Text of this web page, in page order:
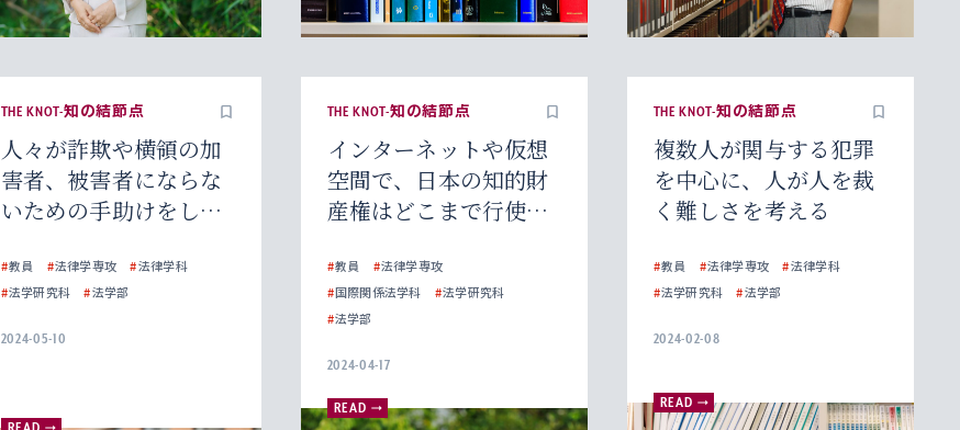
THE KNOT-知の結節点
人々が詐欺や横領の加
害者、被害者にならな
いための手助けをした
#教員 #法律学専攻 #法律学科
#法学研究科 #法学部
2024-05-10
THE KNOT-知の結節点
インターネットや仮想
空間で、日本の知的財
産権はどこまで行使で
#教員 #法律学専攻
#国際関係法学科 #法学研究科
#法学部
2024-04-17
READ
THE KNOT-知の結節点
複数人が関与する犯罪
を中心に、人が人を裁
く難しさを考える
#教員 #法律学専攻 #法律学科
#法学研究科 #法学部
2024-02-08
READ